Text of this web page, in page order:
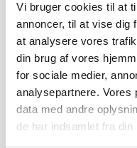
Vi bruger cookies til at
annoncer, til at vise dig
at analysere vores
din brug af vores
for sociale medier,
analysepartnere. Vores
data med andre
de har indsamlet fra